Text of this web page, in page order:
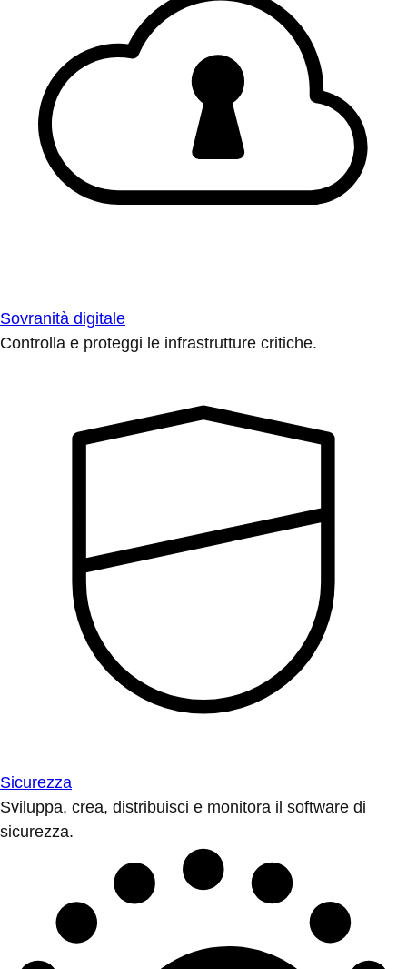
Sovranità digitale
Controlla e proteggi le infrastrutture critiche.
Sicurezza
Sviluppa, crea, distribuisci e monitora il software di
sicurezza.